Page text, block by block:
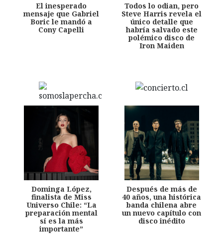
El inesperado
mensaje que Gabriel
Boric le mandó a
Cony Capelli
Todos lo odian, pero
Steve Harris revela el
único detalle que
habría salvado este
polémico disco de
Iron Maiden
Dominga López,
finalista de Miss
Universo Chile: “La
preparación mental
sí es la más
importante”
Después de más de
40 años, una histórica
banda chilena abre
un nuevo capítulo con
disco inédito